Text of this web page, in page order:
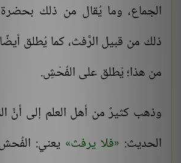
الجماع، وما يُقال من ذلك بحضرة
ذلك من قبيل الرَّفث، كما يُطلق
من هذا؛ يُطلق على الفُحْشِ.
وذهب كثيرٌ من أهل العلم إلى أنَّ
الحديث: فلا يرفث يعني: